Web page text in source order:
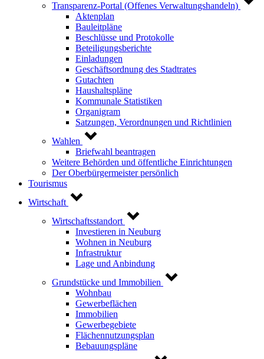
Transparenz-Portal (Offenes Verwaltungshandeln)
Aktenplan
Bauleitpläne
Beschlüsse und Protokolle
Beteiligungsberichte
Einladungen
Geschäftsordnung des Stadtrates
Gutachten
Haushaltspläne
Kommunale Statistiken
Organigram
Satzungen, Verordnungen und Richtlinien
Wahlen
Briefwahl beantragen
Weitere Behörden und öffentliche Einrichtungen
Der Oberbürgermeister persönlich
Tourismus
Wirtschaft
Wirtschaftsstandort
Investieren in Neuburg
Wohnen in Neuburg
Infrastruktur
Lage und Anbindung
Grundstücke und Immobilien
Wohnbau
Gewerbeflächen
Immobilien
Gewerbegebiete
Flächennutzungsplan
Bebauungspläne